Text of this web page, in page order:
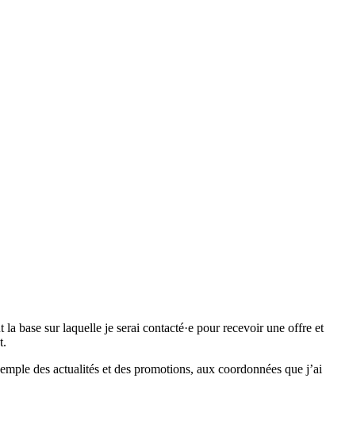
base sur laquelle je serai contacté·e pour recevoir une offre et
des actualités et des promotions, aux coordonnées que j’ai